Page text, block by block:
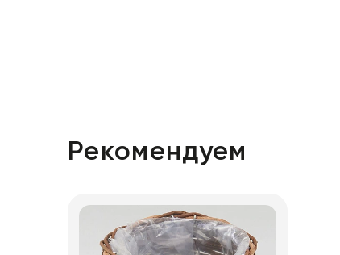
Рекомендуем